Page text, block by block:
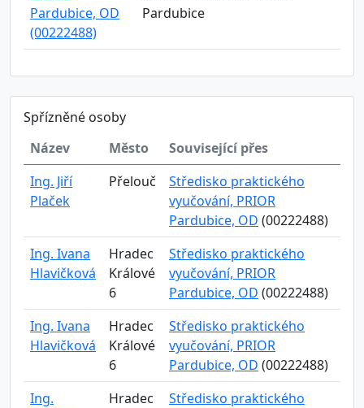
Pardubice, OD
(00222488)
Pardubice
Spřízněné osoby
Název
Město
Související přes
Ing. Jiří
Plaček
Přelouč
Středisko praktického
vyučování, PRIOR
Pardubice, OD (00222488)
Ing. Ivana
Hlavičková
Hradec
Králové
6
Středisko praktického
vyučování, PRIOR
Pardubice, OD (00222488)
Ing. Ivana
Hlavičková
Hradec
Králové
6
Středisko praktického
vyučování, PRIOR
Pardubice, OD (00222488)
Ing.
Hradec
Středisko praktického